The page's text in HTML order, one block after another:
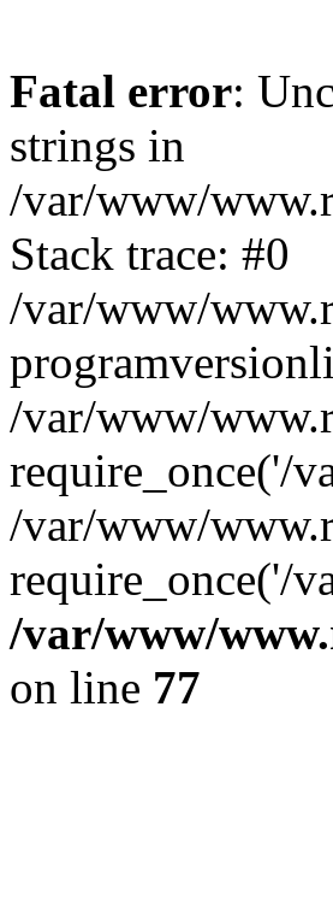
Fatal error:
strings in
/var/www/
Stack trace: #0
/var/www/
/var/www/
require_once('/
/var/www/
require_once('/
/var/www/
on line 77